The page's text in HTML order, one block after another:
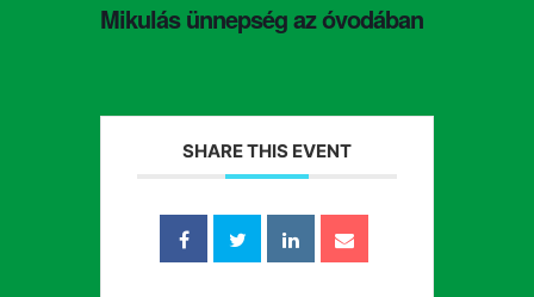
Mikulás ünnepség az óvodában
SHARE THIS EVENT